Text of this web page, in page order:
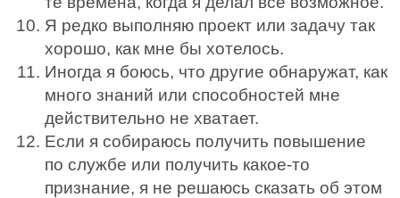
Я редко выполняю проект или задачу так
хорошо, как мне бы хотелось.
Иногда я боюсь, что другие обнаружат, как
много знаний или способностей мне
действительно не хватает.
Если я собираюсь получить повышение
по службе или получить какое-то
признание, я не решаюсь сказать об этом